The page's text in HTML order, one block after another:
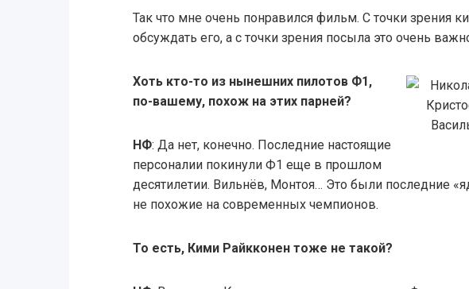
Так что мне очень понравился фильм. С точки зрения
обсуждать его, а с точки зрения посыла это очень
Хоть кто-то из нынешних пилотов Ф1,
по-вашему, похож на этих парней?
НФ: Да нет, конечно. Последние настоящие
персоналии покинули Ф1 еще в прошлом
десятилетии. Вильнёв, Монтоя… Это были последние
не похожие на современных чемпионов.
То есть, Кими Райкконен тоже не такой?